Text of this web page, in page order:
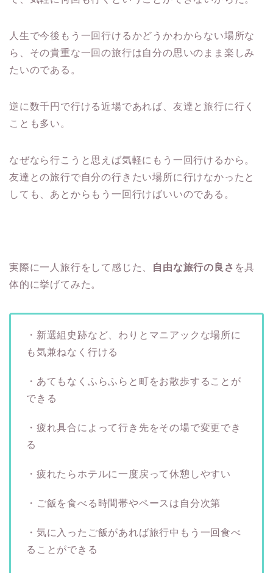
人生で今後もう一回行けるかどうかわからない場所な
ら、その貴重な一回の旅行は自分の思いのまま楽しみ
たいのである。
逆に数千円で行ける近場であれば、友達と旅行に行く
ことも多い。
なぜなら行こうと思えば気軽にもう一回行けるから。
友達との旅行で自分の行きたい場所に行けなかったと
しても、あとからもう一回行けばいいのである。
実際に一人旅行をして感じた、 自由な旅行の良さ を具
体的に挙げてみた。
・新選組史跡など、わりとマニアックな場所に
も気兼ねなく行ける
・あてもなくふらふらと町をお散歩することが
できる
・疲れ具合によって行き先をその場で変更でき
る
・疲れたらホテルに一度戻って休憩しやすい
・ご飯を食べる時間帯やペースは自分次第
・気に入ったご飯があれば旅行中もう一回食べ
ることができる